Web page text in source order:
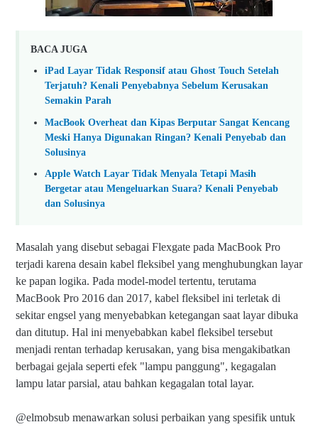
BACA JUGA
iPad Layar Tidak Responsif atau Ghost Touch Setelah
Terjatuh? Kenali Penyebabnya Sebelum Kerusakan
Semakin Parah
MacBook Overheat dan Kipas Berputar Sangat Kencang
Meski Hanya Digunakan Ringan? Kenali Penyebab dan
Solusinya
Apple Watch Layar Tidak Menyala Tetapi Masih
Bergetar atau Mengeluarkan Suara? Kenali Penyebab
dan Solusinya
Masalah yang disebut sebagai Flexgate pada MacBook Pro
terjadi karena desain kabel fleksibel yang menghubungkan layar
ke papan logika. Pada model-model tertentu, terutama
MacBook Pro 2016 dan 2017, kabel fleksibel ini terletak di
sekitar engsel yang menyebabkan ketegangan saat layar dibuka
dan ditutup. Hal ini menyebabkan kabel fleksibel tersebut
menjadi rentan terhadap kerusakan, yang bisa mengakibatkan
berbagai gejala seperti efek "lampu panggung", kegagalan
lampu latar parsial, atau bahkan kegagalan total layar.
@elmobsub menawarkan solusi perbaikan yang spesifik untuk